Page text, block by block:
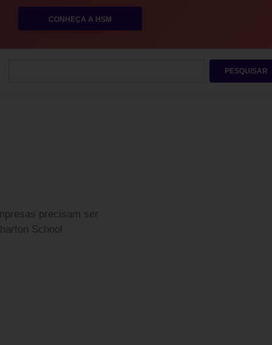
CONHEÇA A HSM
PESQUISAR
precisam ser
School